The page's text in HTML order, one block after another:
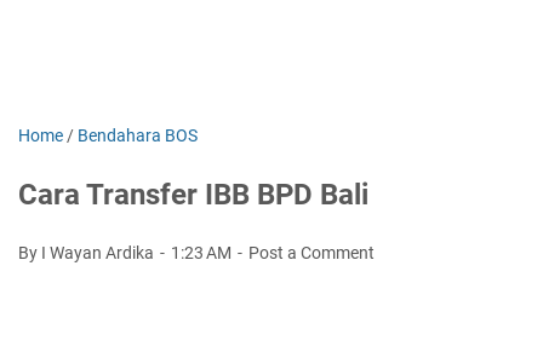
Home / Bendahara BOS
Cara Transfer IBB BPD Bali
By I Wayan Ardika 1:23 AM Post a Comment